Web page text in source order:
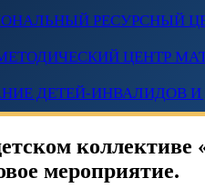
РЕСУРСНЫЙ
ЦЕНТР
ДЕТЕЙ-ИНВАЛИДОВ И
коллективе
мероприятие.